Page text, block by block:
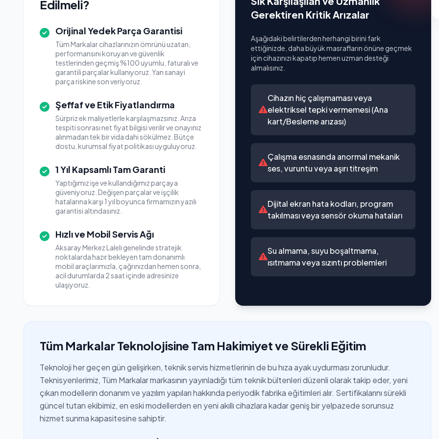
Edilmeli?
Orijinal Yedek Parça Garantisi
Tüm Markalar cihazlarınızın ömrünü uzatan,
performansını koruyan ve güvenlik
testlerinden geçmiş %100 uyumlu, faturalı ve
garantili parçalar kullanıyoruz. Yan sanayi
parça riskine son veriyoruz.
Şeffaf ve Etik Fiyatlandırma
Sürpriz ek maliyetlerle karşılaşmazsınız. Arıza
tespiti sonrası net fiyat bilgisi verilir ve onayınız
alınmadan tek bir vida dahi sökülmez. Bütçe
dostu, kurumsal fiyat politikası uyguluyoruz.
1 Yıl Kapsamlı Tam Garanti
Yaptığımız işe ve kullandığımız parçaya
güveniyoruz. Değişen parçalar ve işçilik
hatalarına karşı 1 yıl boyunca firmamızın yazılı
garantisi altındasınız.
Hızlı ve Mobil Servis Ağı
Aksaray Merkez Laleli genelinde stratejik
noktalarda hazır bekleyen tam donanımlı
mobil araçlarımızla, çağrınızdan hemen sonra,
acil durumlarda 2 saat içinde adresinize
ulaşıyoruz.
Gerektiren Kritik Arızalar
Aşağıdaki belirtilerden herhangi birini fark
ettiğinizde, daha büyük masrafların önüne geçmek
için cihazınızı kapatıp hemen uzman desteği
almalısınız.
Cihazın hiç çalışmaması veya
elektriksel tepki vermemesi (Ana
kart/Besleme arızası)
Çalışma esnasında anormal mekanik
ses, vuruntu veya aşırı titreşim
Dijital ekran hata kodları, program
takılması veya sensör okuma hataları
Su almama, suyu boşaltmama,
ısıtmama veya sızıntı problemleri
Tüm Markalar Teknolojisine Tam Hakimiyet ve Sürekli Eğitim
Teknoloji her geçen gün gelişirken, teknik servis hizmetlerinin de bu hıza ayak uydurması zorunludur.
Teknisyenlerimiz, Tüm Markalar markasının yayınladığı tüm teknik bültenleri düzenli olarak takip eder, yeni
çıkan modellerin donanım ve yazılım yapıları hakkında periyodik fabrika eğitimleri alır. Sertifikalarını sürekli
güncel tutan ekibimiz, en eski modellerden en yeni akıllı cihazlara kadar geniş bir yelpazede sorunsuz
hizmet sunma kapasitesine sahiptir.